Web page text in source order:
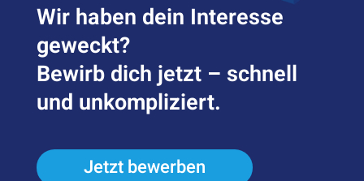
Wir haben dein Inter­esse
geweckt?
Bewirb dich jetzt – schnell
und unkompliziert.
Jetzt bewerben